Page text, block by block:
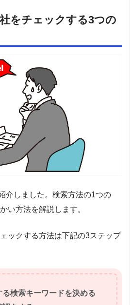
をチェックする3つの
介しました。検索方法の1つの
い方法を解説します。
ックする方法は下記の3ステップ
検索キーワードを決める